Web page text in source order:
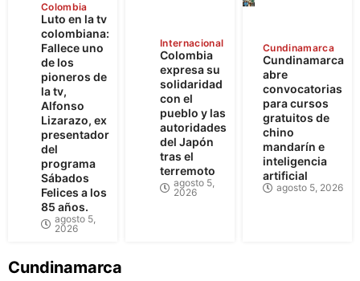
Colombia
Luto en la tv
colombiana:
Fallece uno
de los
pioneros de
la tv,
Alfonso
Lizarazo, ex
presentador
del
programa
Sábados
Felices a los
85 años.
agosto 5,
2026
Internacional
Colombia
expresa su
solidaridad
con el
pueblo y las
autoridades
del Japón
tras el
terremoto
agosto 5,
2026
Cundinamarca
Cundinamarca
abre
convocatorias
para cursos
gratuitos de
chino
mandarín e
inteligencia
artificial
agosto 5, 2026
Cundinamarca